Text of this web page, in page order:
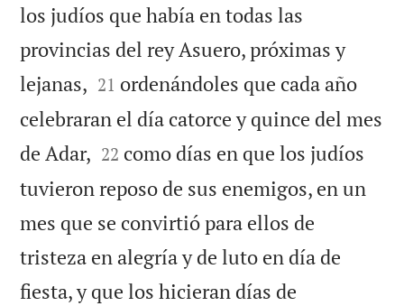
los judíos que había en todas las
provincias del rey Asuero, próximas y
lejanas, 

21 ordenándoles que cada año
celebraran el día catorce y quince del mes
de Adar, 

22 como días en que los judíos
tuvieron reposo de sus enemigos, en un
mes que se convirtió para ellos de
tristeza en alegría y de luto en día de
fiesta, y que los hicieran días de